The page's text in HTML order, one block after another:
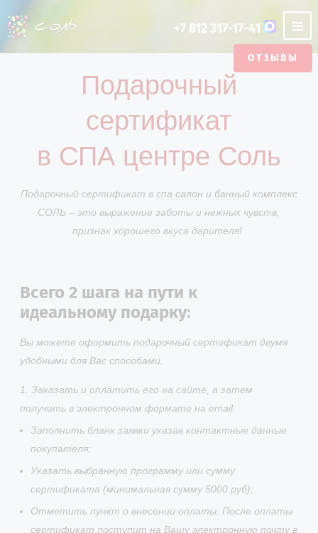
СПА САЛОН
УСЛУГИ СПА
ПОДБЕРИТЕ СЕБЕ ПРОГРАММУ
ОТДЕЛЬНЫЕ ЗОНЫ
КОНТАКТЫ
+7 812 317-17-41
ОТЗЫВЫ
Подарочный
сертификат
в СПА центре Соль
Подарочный сертификат в спа салон и банный комплекс
СОЛЬ – это выражение заботы и нежных чувств,
признак хорошего вкуса дарителя!
Всего 2 шага на пути к
идеальному подарку:
Вы можете оформить подарочный сертификат двумя
удобными для Вас способами.
1. Заказать и оплатить его на сайте, а затем
получить в электронном формате на email.
Заполнить бланк заявки указав контактные данные
покупателя;
Указать выбранную программу или сумму
сертификата (минимальная сумму 5000 руб);
Отметить пункт о внесении оплаты. После оплаты
сертификат поступит на Вашу электронную почту в
ПОДАРОЧНЫЙ ЭТИКЕТ СПА ФОТОГАЛЕРЕЯ
СТАТЬИ CASHBACK
SPA ДЛЯ
АЮРВЕДА
РУССКАЯ
ДРОВАХ
ЯПОНСКАЯ
БАНЯ
ТУРЕЦКАЯ
БАНЯ
LUX
ПРОГРАММЫ
И ДЕВИЧНИКИ
ФИТО БАНЯ
ТУРЕЦКАЯ
БАНЯ
ХАММАМ
ЯПОНСКАЯ
АРЕНДА БАНИ